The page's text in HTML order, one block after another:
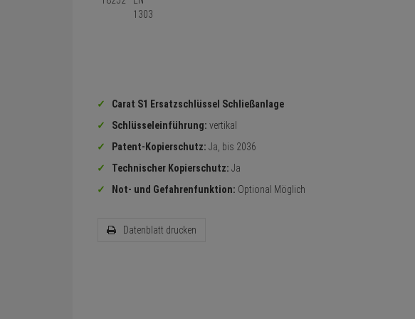
Carat S1 Ersatzschlüssel Schließanlage
Schlüsseleinführung: vertikal
Patent-Kopierschutz: Ja, bis 2036
Technischer Kopierschutz: Ja
Not- und Gefahrenfunktion: Optional Möglich
Datenblatt drucken